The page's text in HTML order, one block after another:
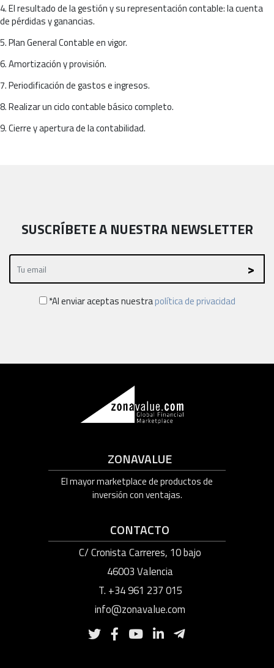
4. El resultado de la gestión y su representación contable: la cuenta
de pérdidas y ganancias.
5. Plan General Contable en vigor.
6. Amortización y provisión.
7. Periodificación de gastos e ingresos.
8. Realizar un ciclo contable básico completo.
9. Cierre y apertura de la contabilidad.
SUSCRÍBETE A NUESTRA NEWSLETTER
*Al enviar aceptas nuestrapolítica de privacidad
ZONAVALUE
El mayor marketplace de productos de
inversión con ventajas.
CONTACTO
C/ Cronista Carreres, 10 bajo
46003 Valencia
T. +34 961 237 015
info@zonavalue.com